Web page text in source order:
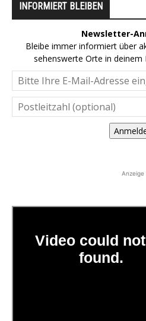
INFORMIERT BLEIBEN
Newsletter-
Bleibe immer informiert über
sehenswerte Orte in deinem
Anzeige